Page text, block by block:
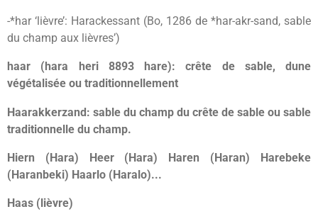
-*har ‘lièvre’: Harackessant (Bo, 1286 de *har-akr-sand, sable
du champ aux lièvres’)
haar (hara heri 8893 hare): crête de sable, dune
végétalisée ou traditionnellement
Haarakkerzand: sable du champ du crête de sable ou sable
traditionnelle du champ.
Hiern (Hara) Heer (Hara) Haren (Haran) Harebeke
(Haranbeki) Haarlo (Haralo)...
Haas (lièvre)